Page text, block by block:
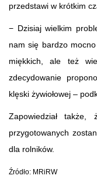
przedstawi w krótkim
− Dzisiaj wielkim
nam się bardzo
miękkich, ale też
zdecydowanie
klęski żywiołowej –
Zapowiedział
przygotowanych
dla rolników.
Źródło: MRiRW